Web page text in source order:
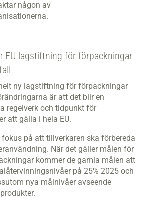
någon av
EU-lagstiftning för förpackningar
ny lagstiftning för förpackningar
är att det blir en
regelverk och tidpunkt för
att gälla i hela EU.
på att tillverkaren ska förbereda
När det gäller målen för
kommer de gamla målen att
på 25% 2025 och
nya målnivåer avseende